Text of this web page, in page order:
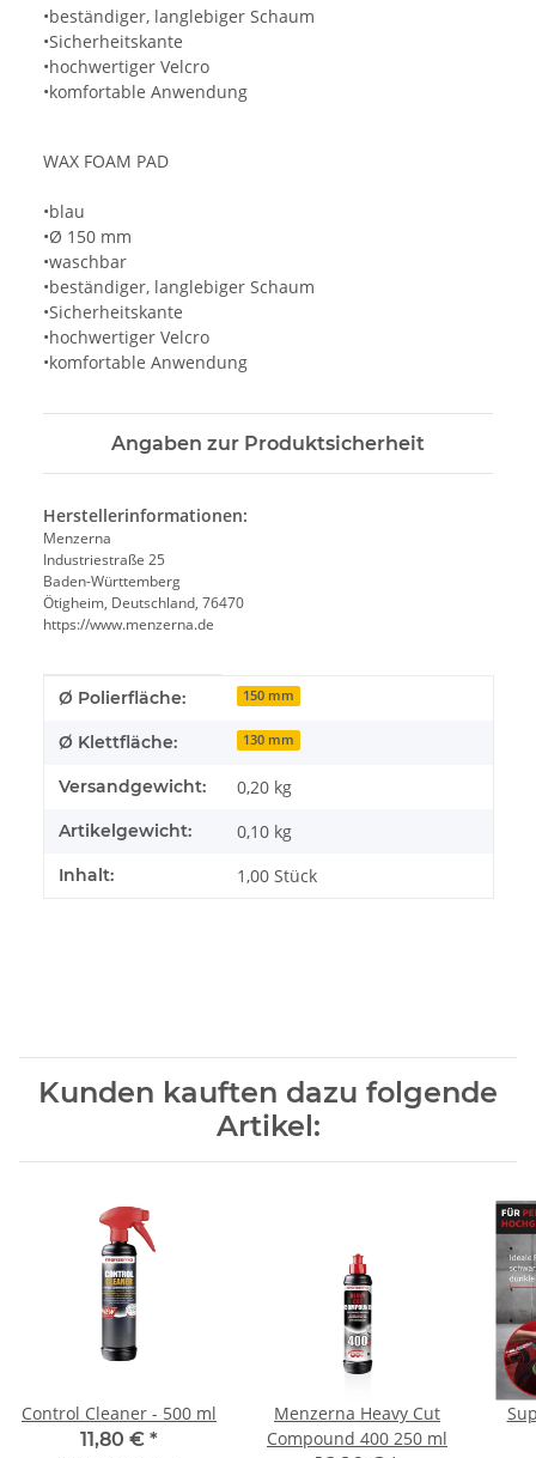
•beständiger, langlebiger Schaum
•Sicherheitskante
•hochwertiger Velcro
•komfortable Anwendung
WAX FOAM PAD
•blau
•Ø 150 mm
•waschbar
•beständiger, langlebiger Schaum
•Sicherheitskante
•hochwertiger Velcro
•komfortable Anwendung
Angaben zur Produktsicherheit
Herstellerinformationen:
Menzerna
Industriestraße 25
Baden-Württemberg
Ötigheim, Deutschland, 76470
https://www.menzerna.de
Produkteigenschaft
Wert
Ø Polierfläche: 150 mm
Ø Klettfläche: 130 mm
Versandgewicht: 0,20 kg
Artikelgewicht: 0,10 kg
Inhalt: 1,00 Stück
Kunden kauften dazu folgende
Artikel:
Control Cleaner - 500 ml
11,80 € *
Menzerna Heavy Cut
Compound 400 250 ml